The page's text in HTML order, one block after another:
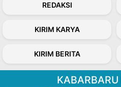
REDAKSI
KIRIM KARYA
KIRIM BERITA